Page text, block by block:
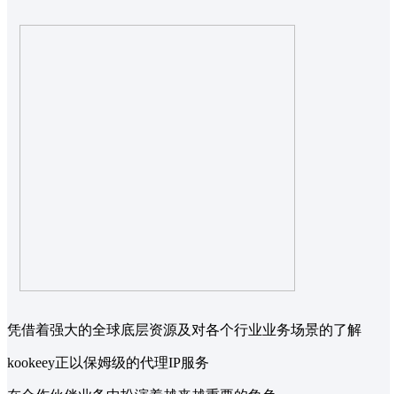
凭借着强大的全球底层资源及对各个行业业务场景的了解
kookeey正以保姆级的代理IP服务